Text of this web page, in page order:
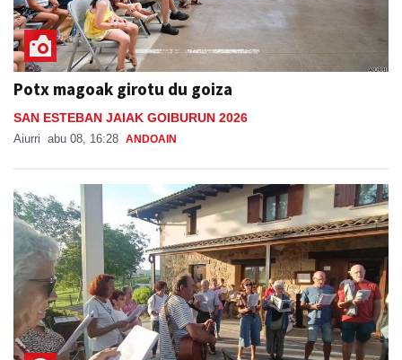
Potx magoak girotu du goiza
SAN ESTEBAN JAIAK GOIBURUN 2026
Aiurri abu 08, 16:28 ANDOAIN